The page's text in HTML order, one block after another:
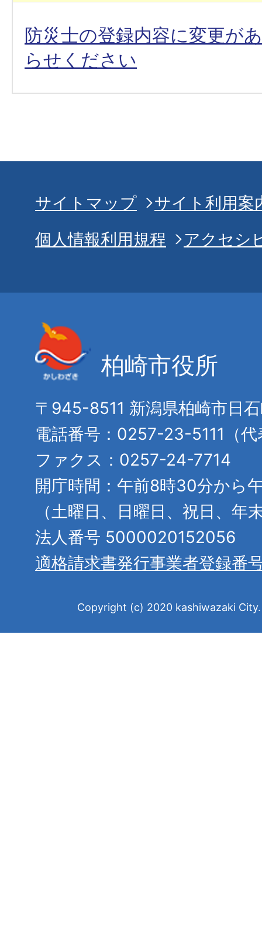
防災士の登録内容に変更が
らせください
サイトマップ
サイト利用案
個人情報利用規程
アクセシ
柏崎市役所
〒945-8511 新潟県柏崎市日
電話番号：0257-23-5111（代
ファクス：0257-24-7714
開庁時間：午前8時30分から
（土曜日、日曜日、祝日、年
法人番号 5000020152056
適格請求書発行事業者登録番
Copyright (c) 2020 kashiwazaki